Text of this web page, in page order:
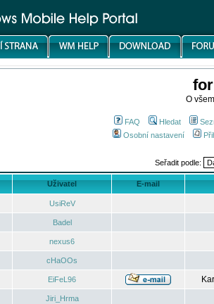
O
FAQ Hledat
Osobní nastavení
Seřadit podle:
Uživatel E-mail
UsiReV
Badel
nexus6
cHaOOs
EiFeL96
Jiri_Hrma